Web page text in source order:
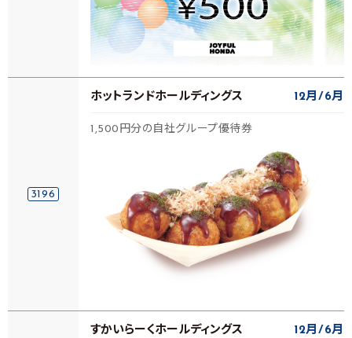
3196
ホットランドホールディングス 12月 6月
1,500円分の自社グループ優待券
すかいらーくホールディングス 12月 6月